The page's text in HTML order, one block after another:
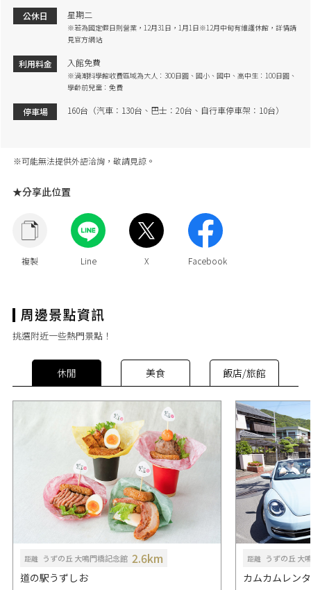
公休日 星期二
※若為國定假日則營業，12月31日，1月1日※12月中旬有維護休館，詳情請
見官方網站
利用料金 入館免費
※渦潮科學館收費區域為大人：300日圓、國小、國中、高中生：100日圓、
學齡前兒童：免費
停車場 160台（汽車：130台、巴士：20台、自行車停車架：10台）
※可能無法提供外語洽詢，敬請見諒。
★分享此位置
挑選附近一些熱門景點！
休閒 美食 飯店/旅館
距離 うずの丘 大鳴門橋記念館 2.6km
道の駅うずしお
距離 うずの丘 大
カムカムレン